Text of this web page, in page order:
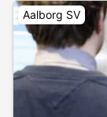
Aalborg SV